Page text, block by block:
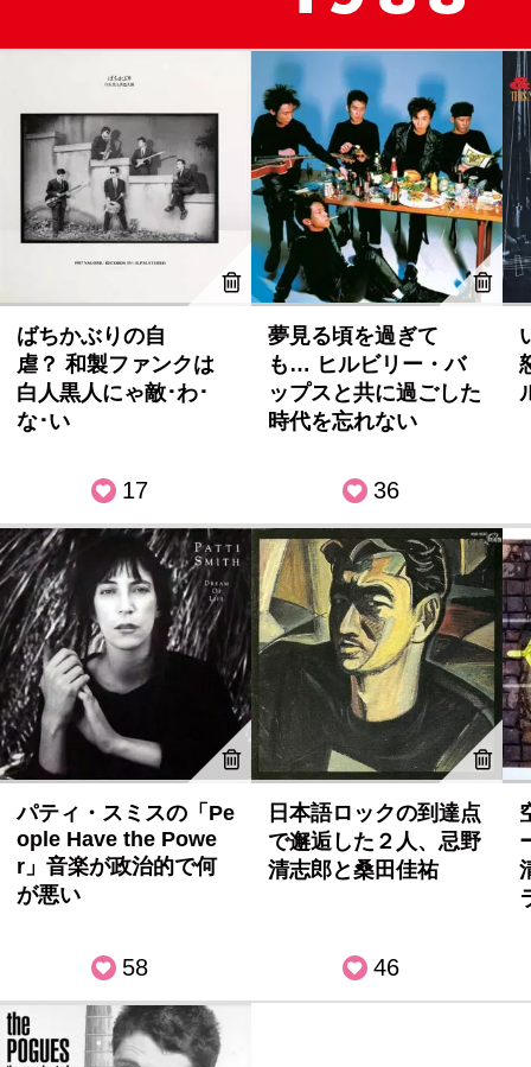
ばちかぶりの自
虐？ 和製ファンクは
白人黒人にゃ敵･わ･
な･い
17
夢見る頃を過ぎて
も… ヒルビリー・バ
ップスと共に過ごした
時代を忘れない
36
パティ・スミスの「Pe
ople Have the Powe
r」音楽が政治的で何
が悪い
58
日本語ロックの到達点
で邂逅した２人、忌野
清志郎と桑田佳祐
46